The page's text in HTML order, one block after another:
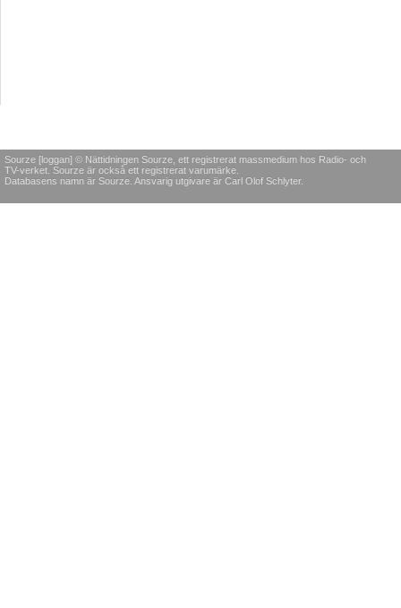
Sourze [loggan] © Nättidningen Sourze, ett registrerat massmedium hos Radio- och
TV-verket. Sourze är också ett registrerat varumärke.
Databasens namn är Sourze. Ansvarig utgivare är Carl Olof Schlyter.